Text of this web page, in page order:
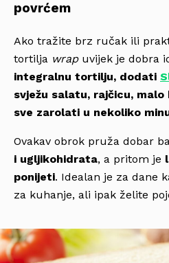
povrćem
Ako tražite brz ručak ili
tortilja wrapuvijek je dobra
integralnu tortilju, dodati
svježu salatu, rajčicu,
sve zarolati u nekoliko
Ovakav obrok pruža dobar
i ugljikohidrata, a pritom je
ponijeti. Idealan je za dane
za kuhanje, ali ipak želite